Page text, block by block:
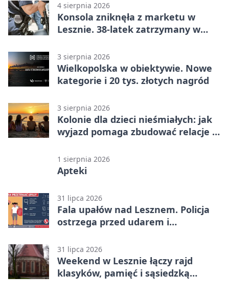
4 sierpnia 2026
Konsola zniknęła z marketu w
Lesznie. 38-latek zatrzymany w
3 sierpnia 2026
Wielkopolska w obiektywie. Nowe
kategorie i 20 tys. złotych nagród
3 sierpnia 2026
Kolonie dla dzieci nieśmiałych: jak
wyjazd pomaga zbudować relacje z
1 sierpnia 2026
Apteki
31 lipca 2026
Fala upałów nad Lesznem. Policja
ostrzega przed udarem i
31 lipca 2026
Weekend w Lesznie łączy rajd
klasyków, pamięć i sąsiedzką